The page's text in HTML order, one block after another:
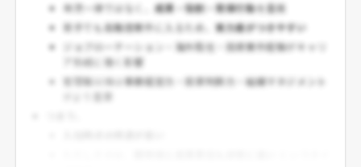
年次一律ではなく、成果・役割・発揮行動を重視
若手でも高難度案件に入るため、実力差がつきやすい
ジョブローテーション・海外駐在・投資案件経験がキャリ
ア形成に強く影響
管理職以降は 事業経営力・投資判断力・組織マネジメント
がより重要